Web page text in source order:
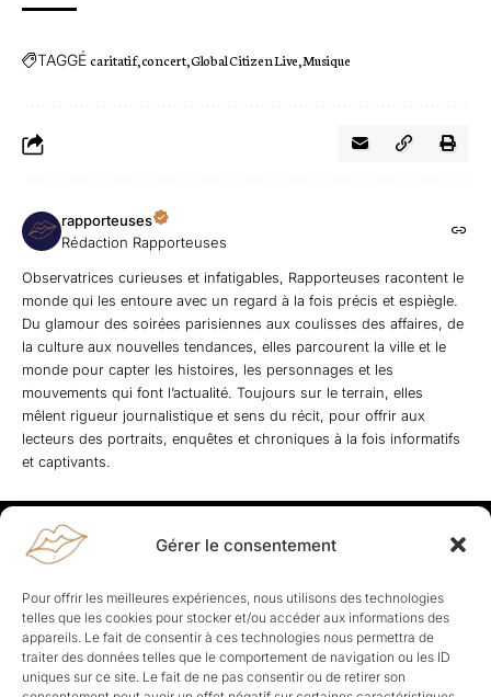
Gérer le consentement
Pour offrir les meilleures expériences, nous utilisons des technologies
telles que les cookies pour stocker et/ou accéder aux informations des
appareils. Le fait de consentir à ces technologies nous permettra de
traiter des données telles que le comportement de navigation ou les ID
uniques sur ce site. Le fait de ne pas consentir ou de retirer son
TAGGÉcaritatif concert Global Citizen Live Musique
rapporteuses
Rédaction Rapporteuses
Observatrices curieuses et infatigables, Rapporteuses racontent le
monde qui les entoure avec un regard à la fois précis et espiègle.
Du glamour des soirées parisiennes aux coulisses des affaires, de
la culture aux nouvelles tendances, elles parcourent la ville et le
monde pour capter les histoires, les personnages et les
mouvements qui font l’actualité. Toujours sur le terrain, elles
mêlent rigueur journalistique et sens du récit, pour offrir aux
lecteurs des portraits, enquêtes et chroniques à la fois informatifs
et captivants.
Rapporteuses
À propos de Rapporteuses :Rapporteuses, c’est l’histoire de
Parisiennes, bien dans leurs baskets qui aiment rapporter ce qui leur
cause, leur apporte et leur rapporte !
Les Topics
Société Politique Business Culture Sport